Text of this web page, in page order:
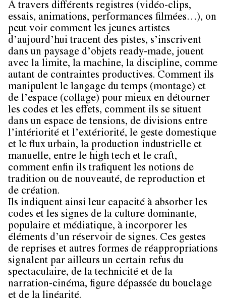
À travers différents registres (vidéo-clips,
essais, animations, performances filmées…), on
peut voir comment les jeunes artistes
d’aujourd’hui tracent des pistes, s’inscrivent
dans un paysage d’objets ready-made, jouent
avec la limite, la machine, la discipline, comme
autant de contraintes productives. Comment ils
manipulent le langage du temps (montage) et
de l’espace (collage) pour mieux en détourner
les codes et les effets, comment ils se situent
dans un espace de tensions, de divisions entre
l’intériorité et l’extériorité, le geste domestique
et le flux urbain, la production industrielle et
manuelle, entre le high tech et le craft,
comment enfin ils trafiquent les notions de
tradition ou de nouveauté, de reproduction et
de création.
Ils indiquent ainsi leur capacité à absorber les
codes et les signes de la culture dominante,
populaire et médiatique, à incorporer les
éléments d’un réservoir de signes. Ces gestes
de reprises et autres formes de réappropriations
signalent par ailleurs un certain refus du
spectaculaire, de la technicité et de la
narration-cinéma, figure dépassée du bouclage
et de la linéarité.